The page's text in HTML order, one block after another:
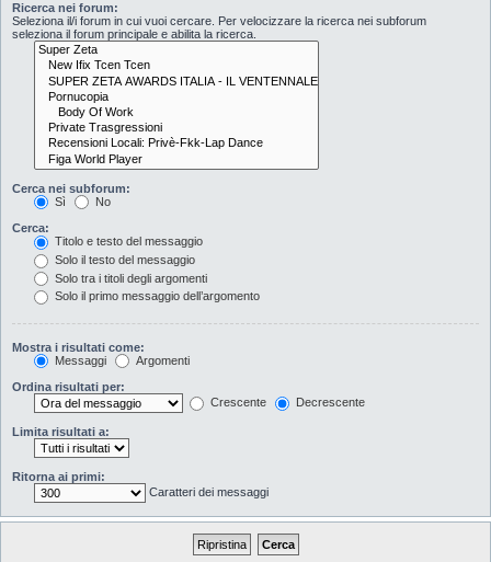
Ricerca nei forum:
Seleziona il/i forum in cui vuoi cercare. Per velocizzare la ricerca nei subforum
seleziona il forum principale e abilita la ricerca.
Cerca nei subforum:
Sì
No
Cerca:
Titolo e testo del messaggio
Solo il testo del messaggio
Solo tra i titoli degli argomenti
Solo il primo messaggio dell’argomento
Mostra i risultati come:
Messaggi
Argomenti
Ordina risultati per:
Crescente
Decrescente
Limita risultati a:
Ritorna ai primi:
Caratteri dei messaggi